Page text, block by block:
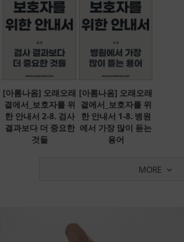
[아롬나옴] 오래오래
곁에서_보호자를 위
한 안내서 2-8. 검사
결과보다 더 중요한
것들
[아롬나옴] 오래오래
곁에서_보호자를 위
한 안내서 1-8. 병원
에서 가장 많이 듣는
용어
MORE